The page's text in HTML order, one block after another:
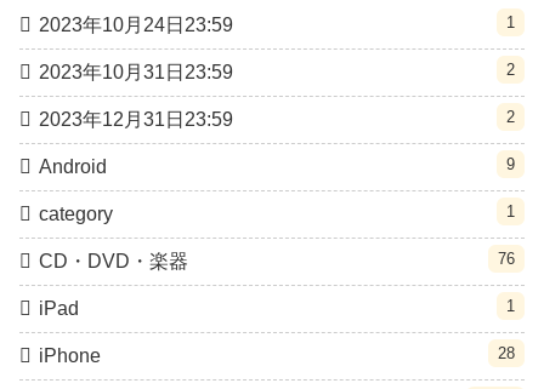
2023年10月24日23:59 1
2023年10月31日23:59 2
2023年12月31日23:59 2
Android 9
category 1
CD・DVD・楽器 76
iPad 1
iPhone 28